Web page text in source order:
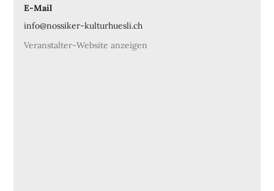
E-Mail
info@nossiker-kulturhuesli.ch
Veranstalter-Website anzeigen